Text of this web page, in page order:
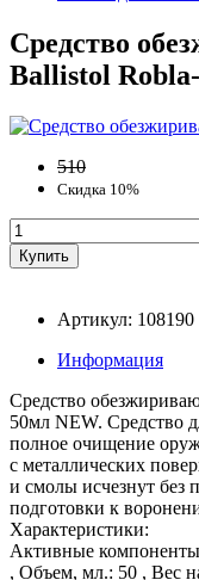
Средство
Ballistol
510
Скидка 10%
Артикул: 108190
Информация
Средство
50мл NEW. Средство
полное очищение
с металлических
и смолы исчезнут без
подготовки к
Характеристики:
Активные
, Объем, мл.: 50 , Вес